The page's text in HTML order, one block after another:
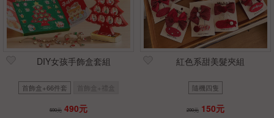
DIY女孩手飾盒套組
首飾盒+66件套
590元 490元
紅色系甜美髮夾組
隨機四隻
290元 150元